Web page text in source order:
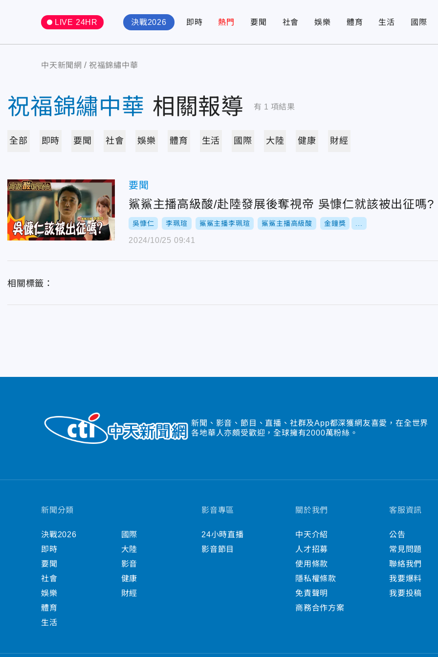
LIVE 24HR 決戰2026 即時 熱門 要聞 社會 娛樂 體育 生活 國際
中天新聞網 祝福錦繡中華
祝福錦繡中華 相關報導 有 1 項結果
全部 即時 要聞 社會 娛樂 體育 生活 國際 大陸 健康 財經
要聞
鯊鯊主播高級酸/赴陸發展後奪視帝 吳慷仁就該被出征嗎?
吳慷仁 李珮瑄 鯊鯊主播李珮瑄 鯊鯊主播高級酸 金鐘獎
2024/10/25 09:41
相關標籤：
新聞、影音、節目、直播、社群及App都深獲網友喜愛，在全世界
各地華人亦頗受歡迎，全球擁有2000萬粉絲。
新聞分類
決戰2026
即時
要聞
社會
娛樂
體育
生活
國際
大陸
影音
健康
財經
影音專區
24小時直播
影音節目
關於我們
中天介紹
人才招募
使用條款
隱私權條款
免責聲明
商務合作方案
客服資訊
公告
常見問題
聯絡我們
我要爆料
我要投稿